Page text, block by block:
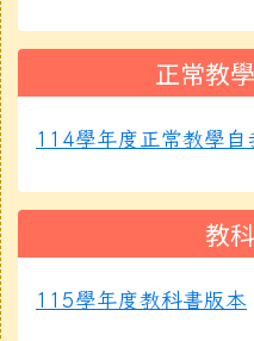
正常教
114學年度正常教學自
教
115學年度教科書版本